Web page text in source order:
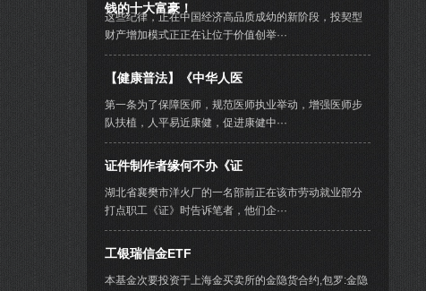
钱的十大富豪！
这些纪律，正在中国经济高品质成幼的新阶段，投契型
财产增加模式正正在让位于价值创举···
【健康普法】《中华人医
第一条为了保障医师，规范医师执业举动，增强医师步
队扶植，人平易近康健，促进康健中···
证件制作者缘何不办《证
湖北省襄樊市洋火厂的一名部前正在该市劳动就业部分
打点职工《证》时告诉笔者，他们企···
工银瑞信金ETF
本基金次要投资于上海金买卖所的金隐货合约,包罗:金隐